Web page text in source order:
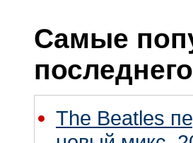
Самые
The Beatles